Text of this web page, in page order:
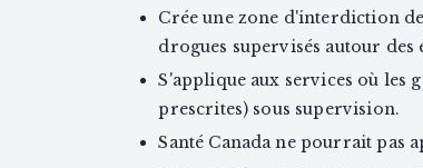
Crée une zone d'interdiction
drogues supervisés autour des
S'applique aux services où les
prescrites) sous supervision.
Santé Canada ne pourrait pas